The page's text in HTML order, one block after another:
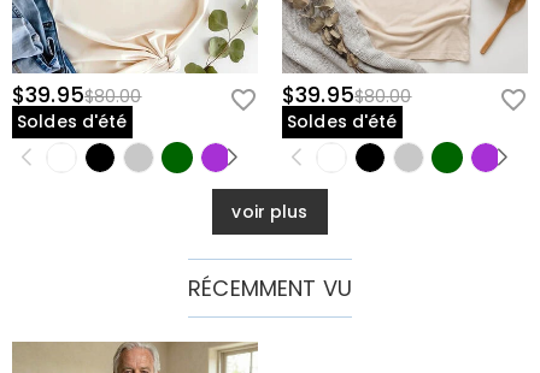
$39.95$80.00
Soldes d'été
$39.95$80.00
Soldes d'été
voir plus
RÉCEMMENT VU